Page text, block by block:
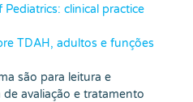
clinical practice
TDAH, adultos e funções
são para leitura e
avaliação e tratamento